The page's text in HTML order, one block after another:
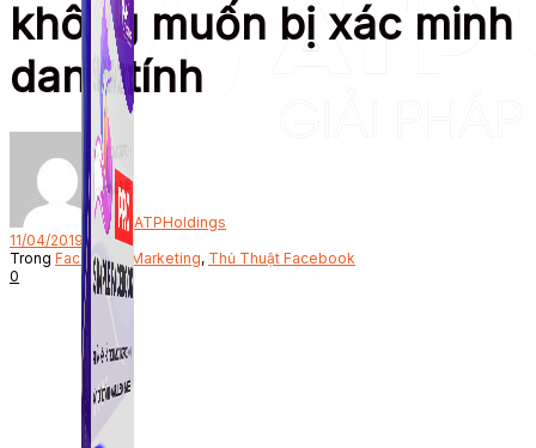
không muốn bị xác minh
danh tính
Bởi ATPHoldings
11/04/2019
Trong Facebook Marketing, Thủ Thuật Facebook
0